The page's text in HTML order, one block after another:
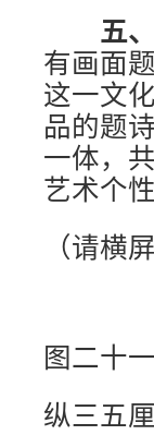
五
有画面
这一文
品的题
一体，
艺术个性
（请横
图二十
纵三五